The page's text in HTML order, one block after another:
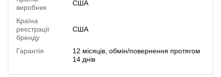
виробник
США
Країна
реєстрації
бренду
США
Гарантія
12 місяців, обмін/повернення протягом
14 днів